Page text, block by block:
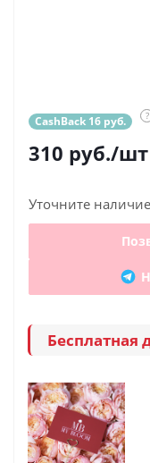
CashBack 16 руб. ?
310 руб./шт
Уточните
Бесплатная